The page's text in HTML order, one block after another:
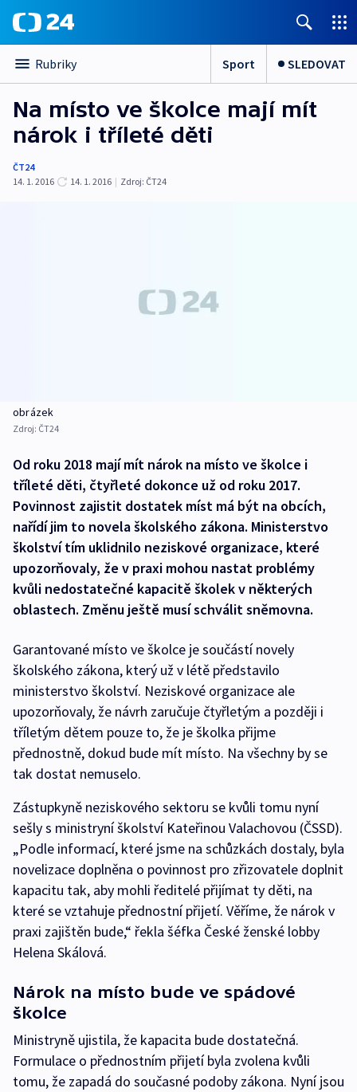
Rubriky Sport SLEDOVAT
Na místo ve školce mají mít
nárok i tříleté děti
ČT24
14. 1. 2016
14. 1. 2016 | Zdroj: ČT24
obrázek
Zdroj: ČT24
Od roku 2018 mají mít nárok na místo ve školce i
tříleté děti, čtyřleté dokonce už od roku 2017.
Povinnost zajistit dostatek míst má být na obcích,
nařídí jim to novela školského zákona. Ministerstvo
školství tím uklidnilo neziskové organizace, které
upozorňovaly, že v praxi mohou nastat problémy
kvůli nedostatečné kapacitě školek v některých
oblastech. Změnu ještě musí schválit sněmovna.
Garantované místo ve školce je součástí novely
školského zákona, který už v létě představilo
ministerstvo školství. Neziskové organizace ale
upozorňovaly, že návrh zaručuje čtyřletým a později i
tříletým dětem pouze to, že je školka přijme
přednostně, dokud bude mít místo. Na všechny by se
tak dostat nemuselo.
Zástupkyně neziskového sektoru se kvůli tomu nyní
sešly s ministryní školství Kateřinou Valachovou (ČSSD).
„Podle informací, které jsme na schůzkách dostaly, byla
novelizace doplněna o povinnost pro zřizovatele doplnit
kapacitu tak, aby mohli ředitelé přijímat ty děti, na
které se vztahuje přednostní přijetí. Věříme, že nárok v
praxi zajištěn bude,“ řekla šéfka České ženské lobby
Helena Skálová.
Nárok na místo bude ve spádové
školce
Ministryně ujistila, že kapacita bude dostatečná.
Formulace o přednostním přijetí byla zvolena kvůli
tomu, že zapadá do současné podoby zákona. Nyní jsou